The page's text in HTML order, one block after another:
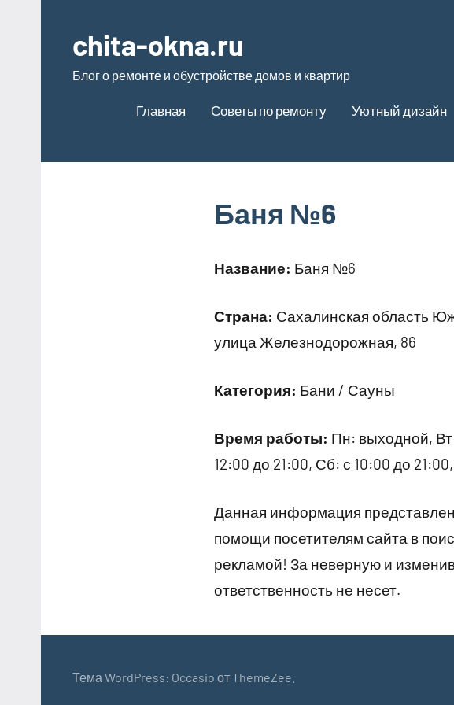
содержимому
chita-okna.ru
Блог о ремонте и обустройстве домов и квартир
Главная Советы по ремонту Уютный дизайн
Баня №6
Название: Баня №6
Страна: Сахалинская область
улица Железнодорожная, 86
Категория: Бани / Сауны
Время работы: Пн: выходной,
12:00 до 21:00, Сб: с 10:00 до
Данная информация
помощи посетителям сайта в
рекламой! За неверную и
ответственность не несет.
Тема WordPress: Occasio от ThemeZee.